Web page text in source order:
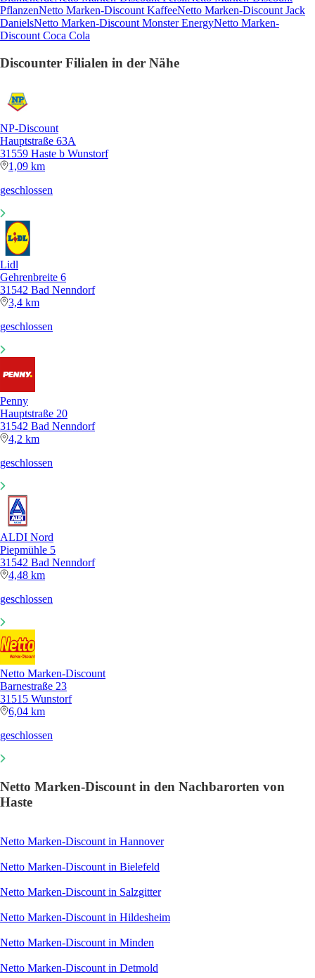
PflanzenNetto Marken-Discount KaffeeNetto Marken-Discount Jack
DanielsNetto Marken-Discount Monster EnergyNetto Marken-
Discount Coca Cola
Discounter Filialen in der Nähe
NP-Discount
Hauptstraße 63A
31559 Haste b Wunstorf
1,09 km
geschlossen
Lidl
Gehrenbreite 6
31542 Bad Nenndorf
3,4 km
geschlossen
Penny
Hauptstraße 20
31542 Bad Nenndorf
4,2 km
geschlossen
ALDI Nord
Piepmühle 5
31542 Bad Nenndorf
4,48 km
geschlossen
Netto Marken-Discount
Barnestraße 23
31515 Wunstorf
6,04 km
geschlossen
Netto Marken-Discount in den Nachbarorten von
Haste
Netto Marken-Discount in Hannover
Netto Marken-Discount in Bielefeld
Netto Marken-Discount in Salzgitter
Netto Marken-Discount in Hildesheim
Netto Marken-Discount in Minden
Netto Marken-Discount in Detmold